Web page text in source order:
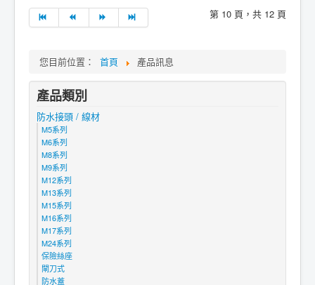
第 10 頁，共 12 頁
您目前位置： 首頁 產品訊息
產品類別
防水接頭 / 線材
M5系列
M6系列
M8系列
M9系列
M12系列
M13系列
M15系列
M16系列
M17系列
M24系列
保險絲座
閘刀式
防水蓋